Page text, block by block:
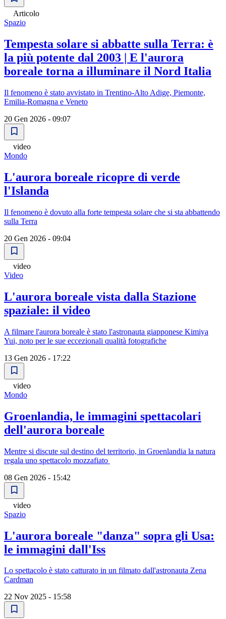
Articolo
Spazio
Tempesta solare si abbatte sulla Terra: è
la più potente dal 2003 | E l'aurora
boreale torna a illuminare il Nord Italia
Il fenomeno è stato avvistato in Trentino-Alto Adige, Piemonte,
Emilia-Romagna e Veneto
20 Gen 2026 - 09:07
video
Mondo
L'aurora boreale ricopre di verde
l'Islanda
Il fenomeno è dovuto alla forte tempesta solare che si sta abbattendo
sulla Terra
20 Gen 2026 - 09:04
video
Video
L'aurora boreale vista dalla Stazione
spaziale: il video
A filmare l'aurora boreale è stato l'astronauta giapponese Kimiya
Yui, noto per le sue eccezionali qualità fotografiche
13 Gen 2026 - 17:22
video
Mondo
Groenlandia, le immagini spettacolari
dell'aurora boreale
Mentre si discute sul destino del territorio, in Groenlandia la natura
regala uno spettacolo mozzafiato
08 Gen 2026 - 15:42
video
Spazio
L'aurora boreale "danza" sopra gli Usa:
le immagini dall'Iss
Lo spettacolo è stato catturato in un filmato dall'astronauta Zena
Cardman
22 Nov 2025 - 15:58